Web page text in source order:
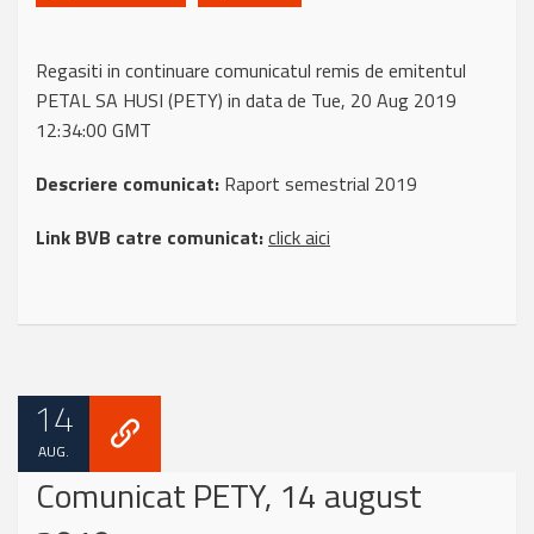
Regasiti in continuare comunicatul remis de emitentul
PETAL SA HUSI (PETY) in data de Tue, 20 Aug 2019
12:34:00 GMT
Descriere comunicat: Raport semestrial 2019
Link BVB catre comunicat:click aici
14
AUG.
Comunicat PETY, 14 august